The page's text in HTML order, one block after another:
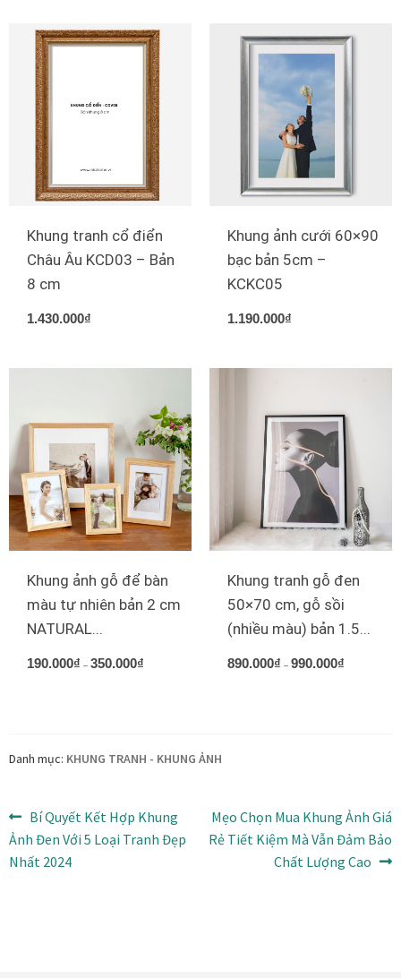
Khung tranh cổ điển
Châu Âu KCD03 – Bản
8 cm
1.430.000₫
Khung ảnh cưới 60×90
bạc bản 5cm –
KCKC05
1.190.000₫
Khung ảnh gỗ để bàn
màu tự nhiên bản 2 cm
NATURAL...
190.000₫ – 350.000₫
Khung tranh gỗ đen
50×70 cm, gỗ sồi
(nhiều màu) bản 1.5...
890.000₫ – 990.000₫
Danh mục: KHUNG TRANH - KHUNG ẢNH
Điều
hướng
Bài
trước:
Bí Quyết Kết Hợp Khung
Ảnh Đen Với 5 Loại Tranh Đẹp
Nhất 2024
Bài
tiếp
Mẹo Chọn Mua Khung Ảnh Giá
Rẻ Tiết Kiệm Mà Vẫn Đảm Bảo
Chất Lượng Cao